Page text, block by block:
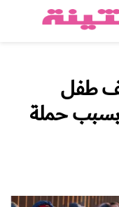
أكثر من 145 ألف طفل
بسبب حملة